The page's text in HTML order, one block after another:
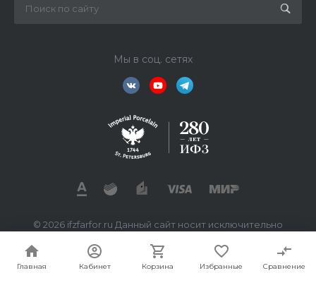
Главная Кабинет Корзина Избранные Сравнение
Мы в соц. сетях
© 2026 ifzfarfor.ru Данный сайт носит исключительно
предложения не являются офертой, определяемой
статьей 437 ГК РФ.